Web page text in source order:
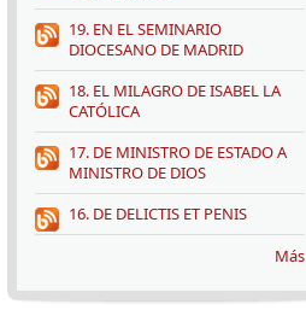
19. EN EL SEMINARIO
DIOCESANO DE MADRID
18. EL MILAGRO DE ISABEL LA
CATÓLICA
17. DE MINISTRO DE ESTADO A
MINISTRO DE DIOS
16. DE DELICTIS ET PENIS
Más